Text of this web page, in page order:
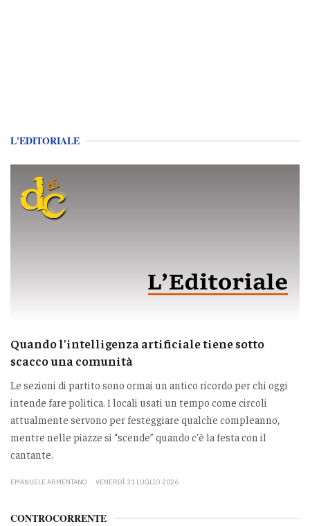
L'EDITORIALE
Quando l'intelligenza artificiale tiene sotto
scacco una comunità
Le sezioni di partito sono ormai un antico ricordo per chi oggi
intende fare politica. I locali usati un tempo come circoli
attualmente servono per festeggiare qualche compleanno,
mentre nelle piazze si “scende” quando c'è la festa con il
cantante.
EMANUELE ARMENTANO VENERDÌ 31 LUGLIO 2026
CONTROCORRENTE